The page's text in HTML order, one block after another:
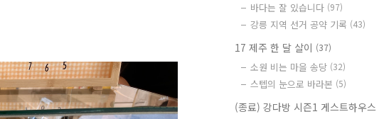
바다는 잘 있습니다 (97)
강릉 지역 선거 공약 기록 (43)
17 제주 한 달 살이 (37)
소원 비는 마을 송당 (32)
스텝의 눈으로 바라본 (5)
(종료) 강다방 시즌1 게스트하우스